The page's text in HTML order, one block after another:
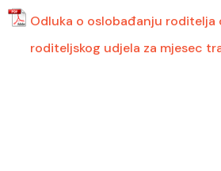
Odluka o oslobađanju roditelja
roditeljskog udjela za mjesec